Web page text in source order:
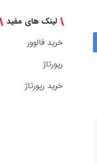
لینک های مفید
خرید فالوور
رپورتاژ
خرید رپورتاژ